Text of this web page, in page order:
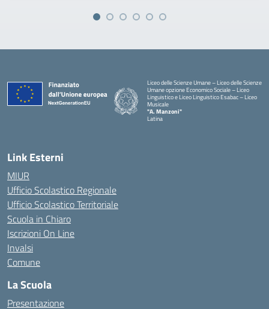
Liceo delle Scienze Umane – Liceo delle Scienze
Umane opzione Economico Sociale – Liceo
Linguistico e Liceo Linguistico Esabac – Liceo
Musicale
"A. Manzoni"
Latina
Link Esterni
MIUR
Ufficio Scolastico Regionale
Ufficio Scolastico Territoriale
Scuola in Chiaro
Iscrizioni On Line
Invalsi
Comune
La Scuola
Presentazione